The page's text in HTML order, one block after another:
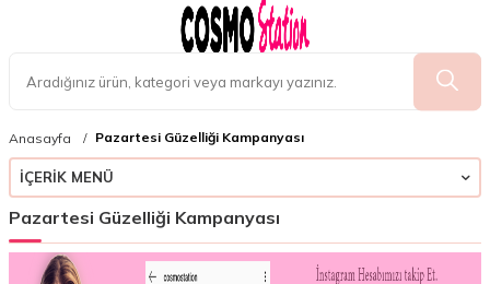
Anasayfa Pazartesi Güzelliği Kampanyası
İÇERIK MENÜ
Pazartesi Güzelliği Kampanyası